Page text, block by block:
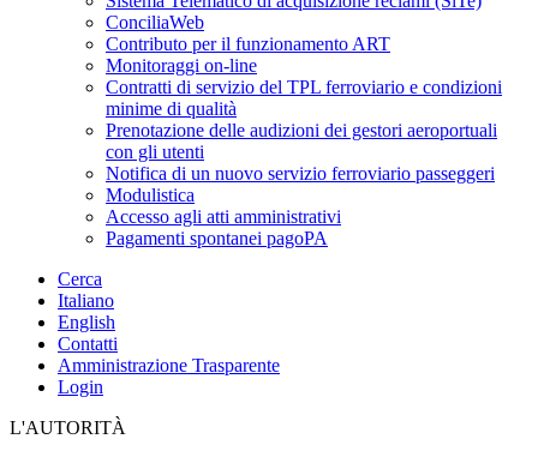
ConciliaWeb
Contributo per il funzionamento ART
Monitoraggi on-line
Contratti di servizio del TPL ferroviario e condizioni
minime di qualità
Prenotazione delle audizioni dei gestori aeroportuali
con gli utenti
Notifica di un nuovo servizio ferroviario passeggeri
Modulistica
Accesso agli atti amministrativi
Pagamenti spontanei pagoPA
Cerca
Italiano
English
Contatti
Amministrazione Trasparente
Login
L'AUTORITÀ